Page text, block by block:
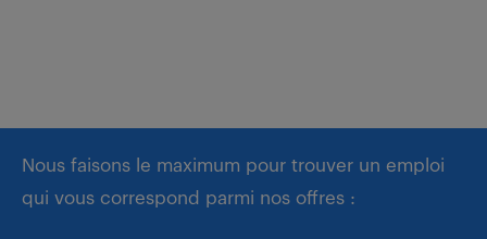
Nous faisons le maximum pour trouver un emploi
qui vous correspond parmi nos offres :